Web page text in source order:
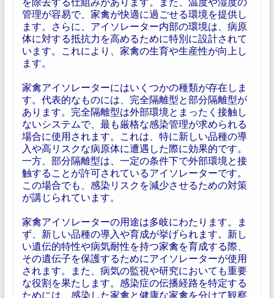
管理が容易で、家禽が快適に過ごせる環境を提供し
ます。さらに、アイソレーター内部の環境は、病原
体に対する抵抗力を高めるために特別に設計されて
います。これにより、家禽の生育や生産性が向上し
ます。
家禽アイソレーターにはいくつかの種類が存在しま
す。代表的なものには、完全隔離型と部分隔離型が
あります。完全隔離型は外部環境とまったく接触し
ないシステムで、最も厳格な感染管理が求められる
場合に使用されます。これは、特に新しい品種の導
入や高リスクな病原体に遭遇した際に効果的です。
一方、部分隔離型は、一定の条件下で外部環境と接
触することが許可されているアイソレーターです。
この場合でも、感染リスクを減少させるための対策
が講じられています。
家禽アイソレーターの用途は多岐にわたります。ま
ず、新しい品種の導入や育成が挙げられます。新し
い遺伝的特性や病気耐性を持つ家禽を育成する際、
その遺伝子を保護するためにアイソレーターが使用
されます。また、病気の監視や研究においても重要
な役割を果たします。感染症の伝播経路を特定する
ためには、感染した家禽と健康な家禽を分けて観察